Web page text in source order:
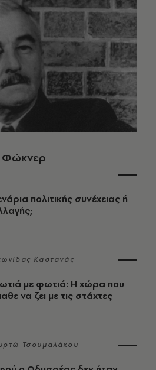
Φώκνερ
πολιτικής συνέχειας ή
Καστανάς
με φωτιά: Η χώρα που
να ζει με τις στάχτες
Τσουμαλάκου